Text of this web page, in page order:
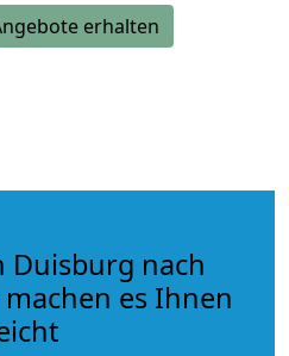
erhalten
Duisburg nach
es Ihnen